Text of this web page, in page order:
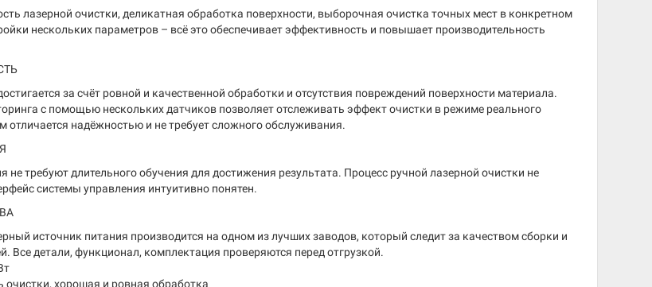
лазерной очистки, деликатная обработка поверхности, выборочная очистка точных мест в конкретном
нескольких параметров – всё это обеспечивает эффективность и повышает производительность
за счёт ровной и качественной обработки и отсутствия повреждений поверхности материала.
с помощью нескольких датчиков позволяет отслеживать эффект очистки в режиме реального
отличается надёжностью и не требует сложного обслуживания.
не требуют длительного обучения для достижения результата. Процесс ручной лазерной очистки не
системы управления интуитивно понятен.
источник питания производится на одном из лучших заводов, который следит за качеством сборки и
Все детали, функционал, комплектация проверяются перед отгрузкой.
очистки, хорошая и ровная обработка